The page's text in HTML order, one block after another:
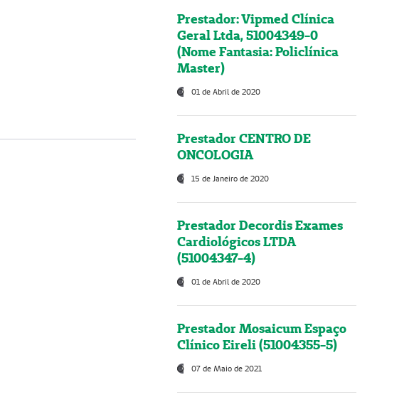
Prestador: Vipmed Clínica
Geral Ltda, 51004349-0
(Nome Fantasia: Policlínica
Master)
01 de Abril de 2020
Prestador CENTRO DE
ONCOLOGIA
15 de Janeiro de 2020
Prestador Decordis Exames
Cardiológicos LTDA
(51004347-4)
01 de Abril de 2020
Prestador Mosaicum Espaço
Clínico Eireli (51004355-5)
07 de Maio de 2021